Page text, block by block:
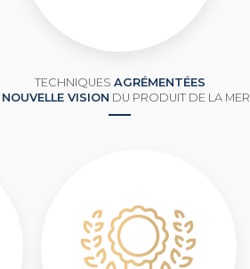
TECHNIQUES AGRÉMENTÉES
NOUVELLE VISION DU PRODUIT DE LA MER